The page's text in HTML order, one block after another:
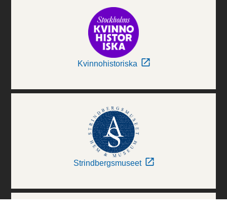
Kvinnohistoriska
Strindbergsmuseet